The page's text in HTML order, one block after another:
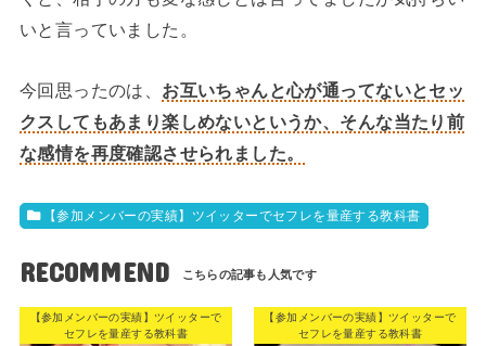
いと言っていました。
今回思ったのは、 お互いちゃんと心が通ってないとセッ
クスしてもあまり楽しめないというか、そんな当たり前
な感情を再度確認させられました。
【参加メンバーの実績】ツイッターでセフレを量産する教科書
RECOMMEND
【参加メンバーの実績】ツイッターで
セフレを量産する教科書
【参加メンバーの実績】ツイッターで
セフレを量産する教科書